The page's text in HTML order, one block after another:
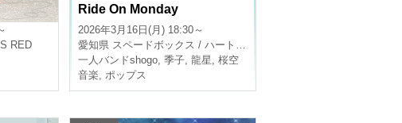
RED
Ride On Monday
2026年3月16日(月) 18:30～
愛知県 スペードボックス / ハートランド
一人バンドshogo, 季子, 龍星, 桜空
音楽, ポップス